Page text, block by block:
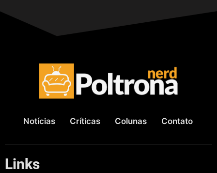
Notícias Críticas Colunas Contato
Links